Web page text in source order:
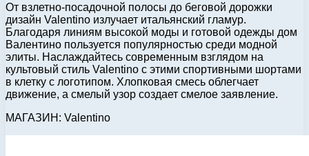
От взлетно-посадочной полосы до беговой дорожки
дизайн Valentino излучает итальянский гламур.
Благодаря линиям высокой моды и готовой одежды дом
Валентино пользуется популярностью среди модной
элиты. Наслаждайтесь современным взглядом на
культовый стиль Valentino с этими спортивными шортами
в клетку с логотипом. Хлопковая смесь облегчает
движение, а смелый узор создает смелое заявление.
МАГАЗИН: Valentino